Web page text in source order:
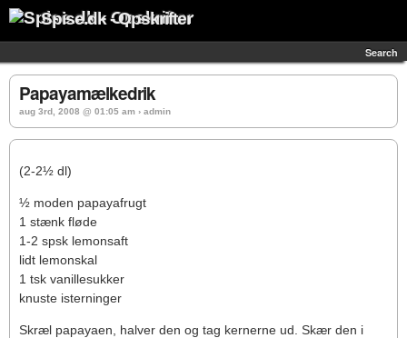
Spise.dk - Opskrifter
Search
Papayamælkedrik
aug 3rd, 2008 @ 01:05 am › admin
(2-2½ dl)
½ moden papayafrugt
1 stænk fløde
1-2 spsk lemonsaft
lidt lemonskal
1 tsk vanillesukker
knuste isterninger
Skræl papayaen, halver den og tag kernerne ud. Skær den i